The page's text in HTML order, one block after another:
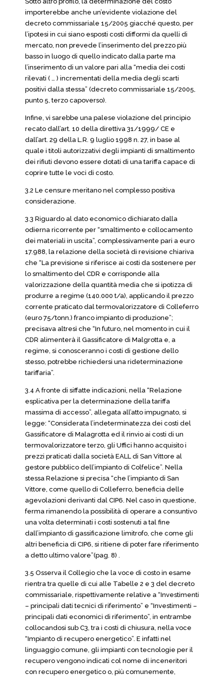
importerebbe anche un’evidente violazione del
decreto commissariale 15/2005 giacché questo, per
l’ipotesi in cui siano esposti costi difformi da quelli di
mercato, non prevede l’inserimento del prezzo più
basso in luogo di quello indicato dalla parte ma
l’inserimento di un valore pari alla “media dei costi
rilevati ( … ) incrementati della media degli scarti
positivi dalla stessa” (decreto commissariale 15/2005,
punto 5, terzo capoverso).
Infine, vi sarebbe una palese violazione del principio
recato dall’art. 10 della direttiva 31/1999/ CE e
dall’art. 29 della L.R. 9 luglio 1998 n. 27, in base al
quale i titoli autorizzativi degli impianti di smaltimento
dei rifiuti devono essere dotati di una tariffa capace di
coprire tutte le voci di costo.
3.2 Le censure meritano nel complesso positiva
considerazione.
3.3 Riguardo al dato economico dichiarato dalla
odierna ricorrente per “smaltimento e collocamento
dei materiali in uscita”, complessivamente pari a euro
17.988, la relazione della società di revisione chiariva
che “La previsione si riferisce ai costi da sostenere per
lo smaltimento del CDR e corrisponde alla
valorizzazione della quantità media che si ipotizza di
produrre a regime (140.000 t/a), applicando il prezzo
corrente praticato dal termovalorizzatore di Colleferro
(euro 75/tonn.) franco impianto di produzione”;
precisava altresì che “In futuro, nel momento in cui il
CDR alimenterà il Gassificatore di Malgrotta e, a
regime, si conosceranno i costi di gestione dello
stesso, potrebbe richiedersi una rideterminazione
tariffaria”.
3.4 A fronte di siffatte indicazioni, nella “Relazione
esplicativa per la determinazione della tariffa
massima di accesso”, allegata all’atto impugnato, si
legge: “Considerata l’indeterminatezza dei costi del
Gassificatore di Malagrotta ed il rinvio ai costi di un
termovalorizzatore terzo, gli Uffici hanno acquisito i
prezzi praticati dalla società EALL di San Vittore al
gestore pubblico dell’impianto di Colfelice”. Nella
stessa Relazione si precisa “che l’impianto di San
Vittore, come quello di Colleferro, beneficia delle
agevolazioni derivanti dal CIP6. Nel caso in questione,
ferma rimanendo la possibilità di operare a consuntivo
una volta determinati i costi sostenuti a tal fine
dall’impianto di gassificazione limitrofo, che come gli
altri beneficia di CIP6, si ritiene di poter fare riferimento
a detto ultimo valore”(pag. 8) .
3.5 Osserva il Collegio che la voce di costo in esame
rientra tra quelle di cui alle Tabelle 2 e 3 del decreto
commissariale, rispettivamente relative a “Investimenti
– principali dati tecnici di riferimento” e “Investimenti –
principali dati economici di riferimento”, in entrambe
collocandosi sub C3, tra i costi di chiusura, nella voce
“Impianto di recupero energetico”. E infatti nel
linguaggio comune, gli impianti con tecnologie per il
recupero vengono indicati col nome di inceneritori
con recupero energetico o, più comunemente,